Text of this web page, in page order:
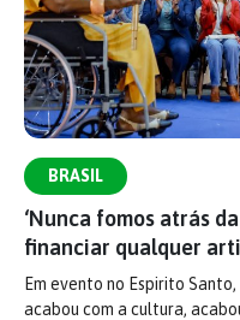
BRASIL
‘Nunca fomos atrás
financiar qualquer
Em evento no Espirito
acabou com a cultura,